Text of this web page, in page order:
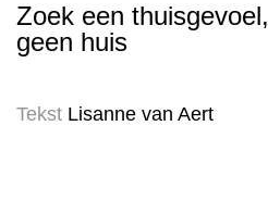
Zoek een thuisgevoel,
geen huis
Tekst Lisanne van Aert